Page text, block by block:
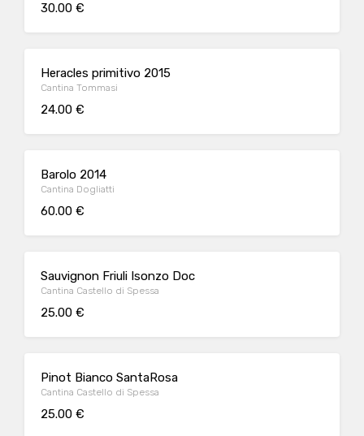
30.00 €
Heracles primitivo 2015
Cantina Tommasi
24.00 €
Barolo 2014
Cantina Dogliatti
60.00 €
Sauvignon Friuli Isonzo Doc
Cantina Castello di Spessa
25.00 €
Pinot Bianco SantaRosa
Cantina Castello di Spessa
25.00 €